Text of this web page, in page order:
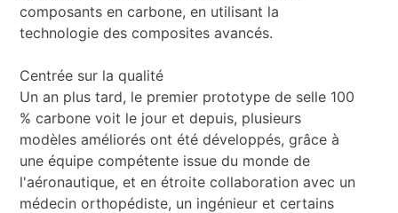
composants en carbone, en utilisant la
technologie des composites avancés.
Centrée sur la qualité
Un an plus tard, le premier prototype de selle 100
% carbone voit le jour et depuis, plusieurs
modèles améliorés ont été développés, grâce à
une équipe compétente issue du monde de
l'aéronautique, et en étroite collaboration avec un
médecin orthopédiste, un ingénieur et certains